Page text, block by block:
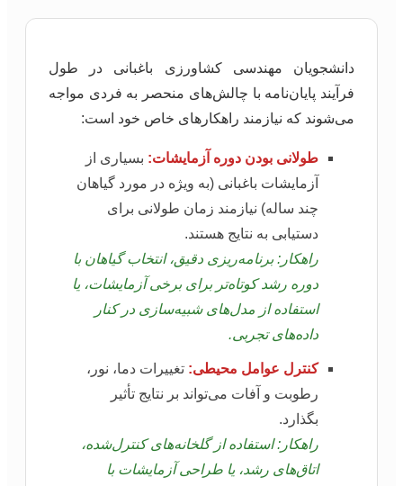
دانشجویان مهندسی کشاورزی باغبانی در طول
فرآیند پایان‌نامه با چالش‌های منحصر به فردی مواجه
می‌شوند که نیازمند راهکارهای خاص خود است:
طولانی بودن دوره آزمایشات: بسیاری از
آزمایشات باغبانی (به ویژه در مورد گیاهان
چند ساله) نیازمند زمان طولانی برای
دستیابی به نتایج هستند.
راهکار: برنامه‌ریزی دقیق، انتخاب گیاهان با
دوره رشد کوتاه‌تر برای برخی آزمایشات، یا
استفاده از مدل‌های شبیه‌سازی در کنار
داده‌های تجربی.
کنترل عوامل محیطی: تغییرات دما، نور،
رطوبت و آفات می‌تواند بر نتایج تأثیر
بگذارد.
راهکار: استفاده از گلخانه‌های کنترل‌شده،
اتاق‌های رشد، یا طراحی آزمایشات با